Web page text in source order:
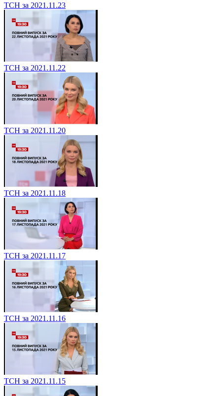
ТСН за 2021.11.23
ТСН за 2021.11.22
ТСН за 2021.11.20
ТСН за 2021.11.18
ТСН за 2021.11.17
ТСН за 2021.11.16
ТСН за 2021.11.15